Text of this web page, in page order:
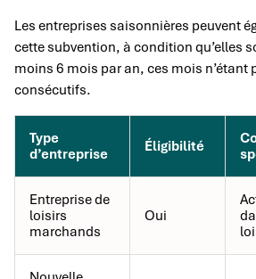
Les entreprises saisonnières peuvent
cette subvention, à condition qu’elles
moins 6 mois par an, ces mois n’étant
consécutifs.
Type
d’entreprise
Éligibilité
Entreprise de
loisirs
marchands
Oui